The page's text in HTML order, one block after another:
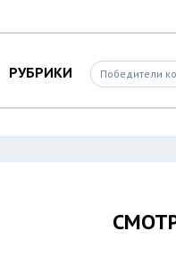
РУБРИКИ